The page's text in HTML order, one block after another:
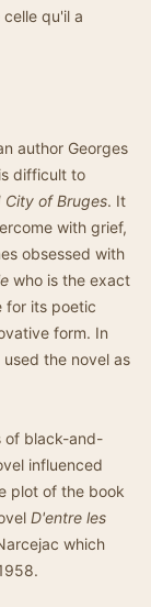
qu'il a
author Georges
difficult to
City of Bruges. It
with grief,
obsessed with
who is the exact
for its poetic
form. In
the novel as
of black-and-
influenced
plot of the book
D'entre les
which